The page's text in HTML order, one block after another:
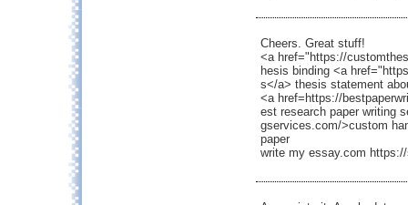
Cheers. Great stuff!
<a href="https://
hesis binding <a
s</a> thesis statement
<a href=https://
est research paper writing
gservices.com/>custom
paper
write my essay.com